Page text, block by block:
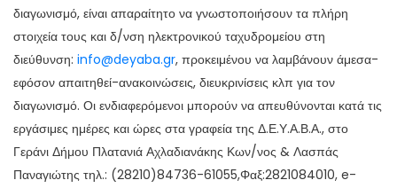
διαγωνισμό, είναι απαραίτητο να γνωστοποιήσουν τα πλήρη
στοιχεία τους και δ/νση ηλεκτρονικού ταχυδρομείου στη
διεύθυνση: info@deyaba.gr, προκειμένου να λαμβάνουν άμεσα-
εφόσον απαιτηθεί-ανακοινώσεις, διευκρινίσεις κλπ για τον
διαγωνισμό. Οι ενδιαφερόμενοι μπορούν να απευθύνονται κατά τις
εργάσιμες ημέρες και ώρες στα γραφεία της Δ.Ε.Υ.Α.Β.Α., στο
Γεράνι Δήμου Πλατανιά Αχλαδιανάκης Κων/νος & Λασπάς
Παναγιώτης τηλ.: (28210)84736-61055,Φαξ:2821084010, e-